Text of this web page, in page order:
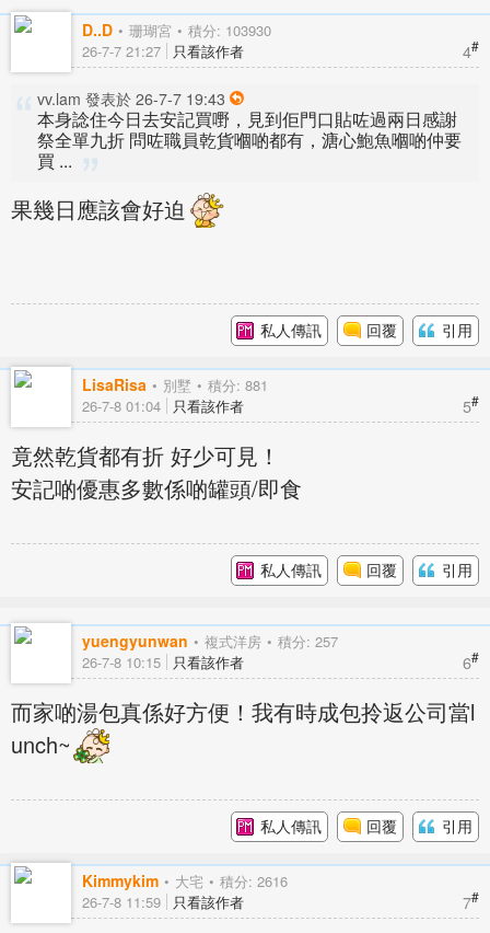
D..D 珊瑚宮 積分: 103930
4#
26-7-7 21:27 只看該作者
vv.lam 發表於 26-7-7 19:43
本身諗住今日去安記買嘢，見到佢門口貼咗過兩日感謝
祭全單九折 問咗職員乾貨嗰啲都有，溏心鮑魚嗰啲仲要
買 ...
果幾日應該會好迫
私人傳訊 回覆 引用
LisaRisa 別墅 積分: 881
5#
26-7-8 01:04 只看該作者
竟然乾貨都有折 好少可見！
安記啲優惠多數係啲罐頭/即食
私人傳訊 回覆 引用
yuengyunwan 複式洋房 積分: 257
6#
26-7-8 10:15 只看該作者
而家啲湯包真係好方便！我有時成包拎返公司當l
unch~
私人傳訊 回覆 引用
Kimmykim 大宅 積分: 2616
7#
26-7-8 11:59 只看該作者